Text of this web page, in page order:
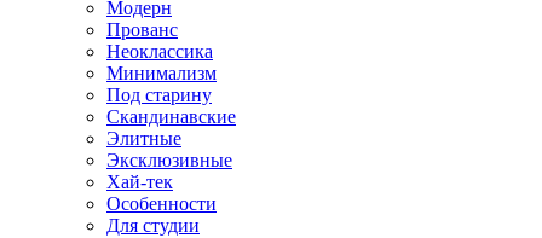
Модерн
Прованс
Неоклассика
Минимализм
Под старину
Скандинавские
Элитные
Эксклюзивные
Хай-тек
Особенности
Для студии